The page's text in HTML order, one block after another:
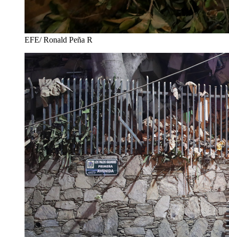
EFE/ Ronald Peña R